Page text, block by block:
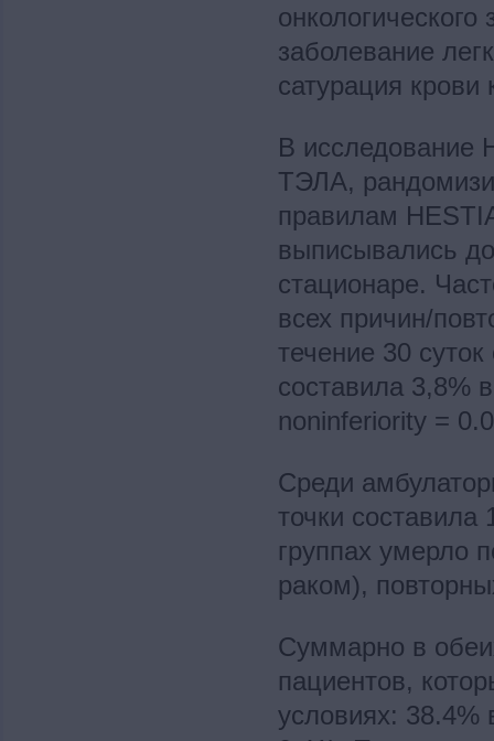
заболевание
сатурация
В
ТЭЛА,
правилам
выписывались
стационаре.
всех причин/
течение 30
составила 3,8%
noninferiority =
Среди
точки составила
группах умерло
раком),
Суммарно в
пациентов,
условиях: 38.4%